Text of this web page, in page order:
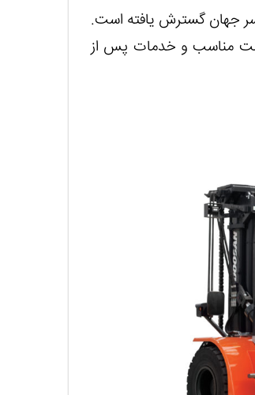
است که در سراسر جهان گسترش یافته است.
مناسب و خدمات پس از